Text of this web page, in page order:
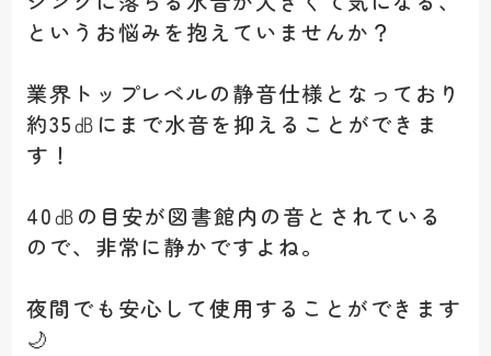
というお悩みを抱えていませんか？
業界トップレベルの静音仕様となっており
約35㏈にまで水音を抑えることができま
す！
40㏈の目安が図書館内の音とされている
ので、非常に静かですよね。
夜間でも安心して使用することができます
🌙